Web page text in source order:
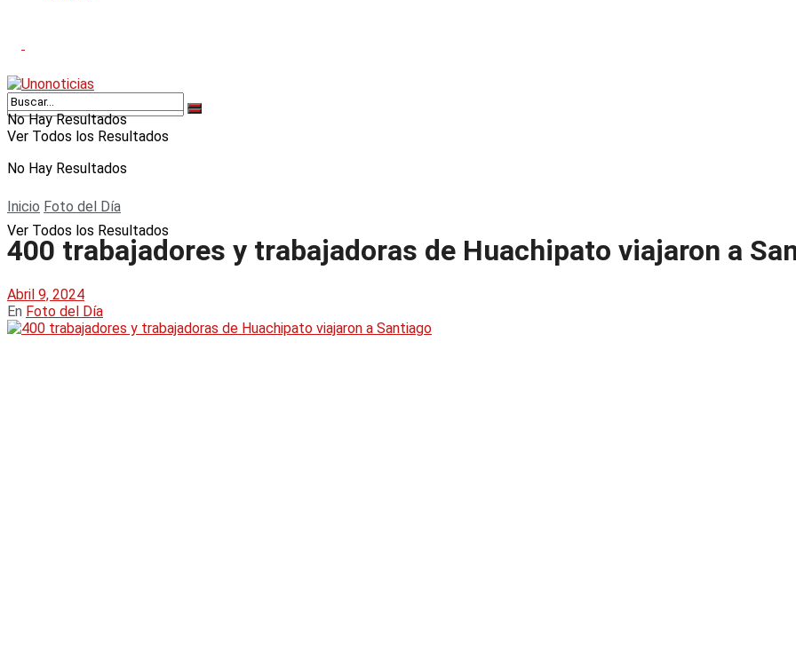
No Hay Resultados
Ver Todos los Resultados
No Hay Resultados
Ver Todos los Resultados
Inicio Foto del Día
400 trabajadores y trabajadoras de Huachipato viajaron a
Abril 9, 2024
En Foto del Día